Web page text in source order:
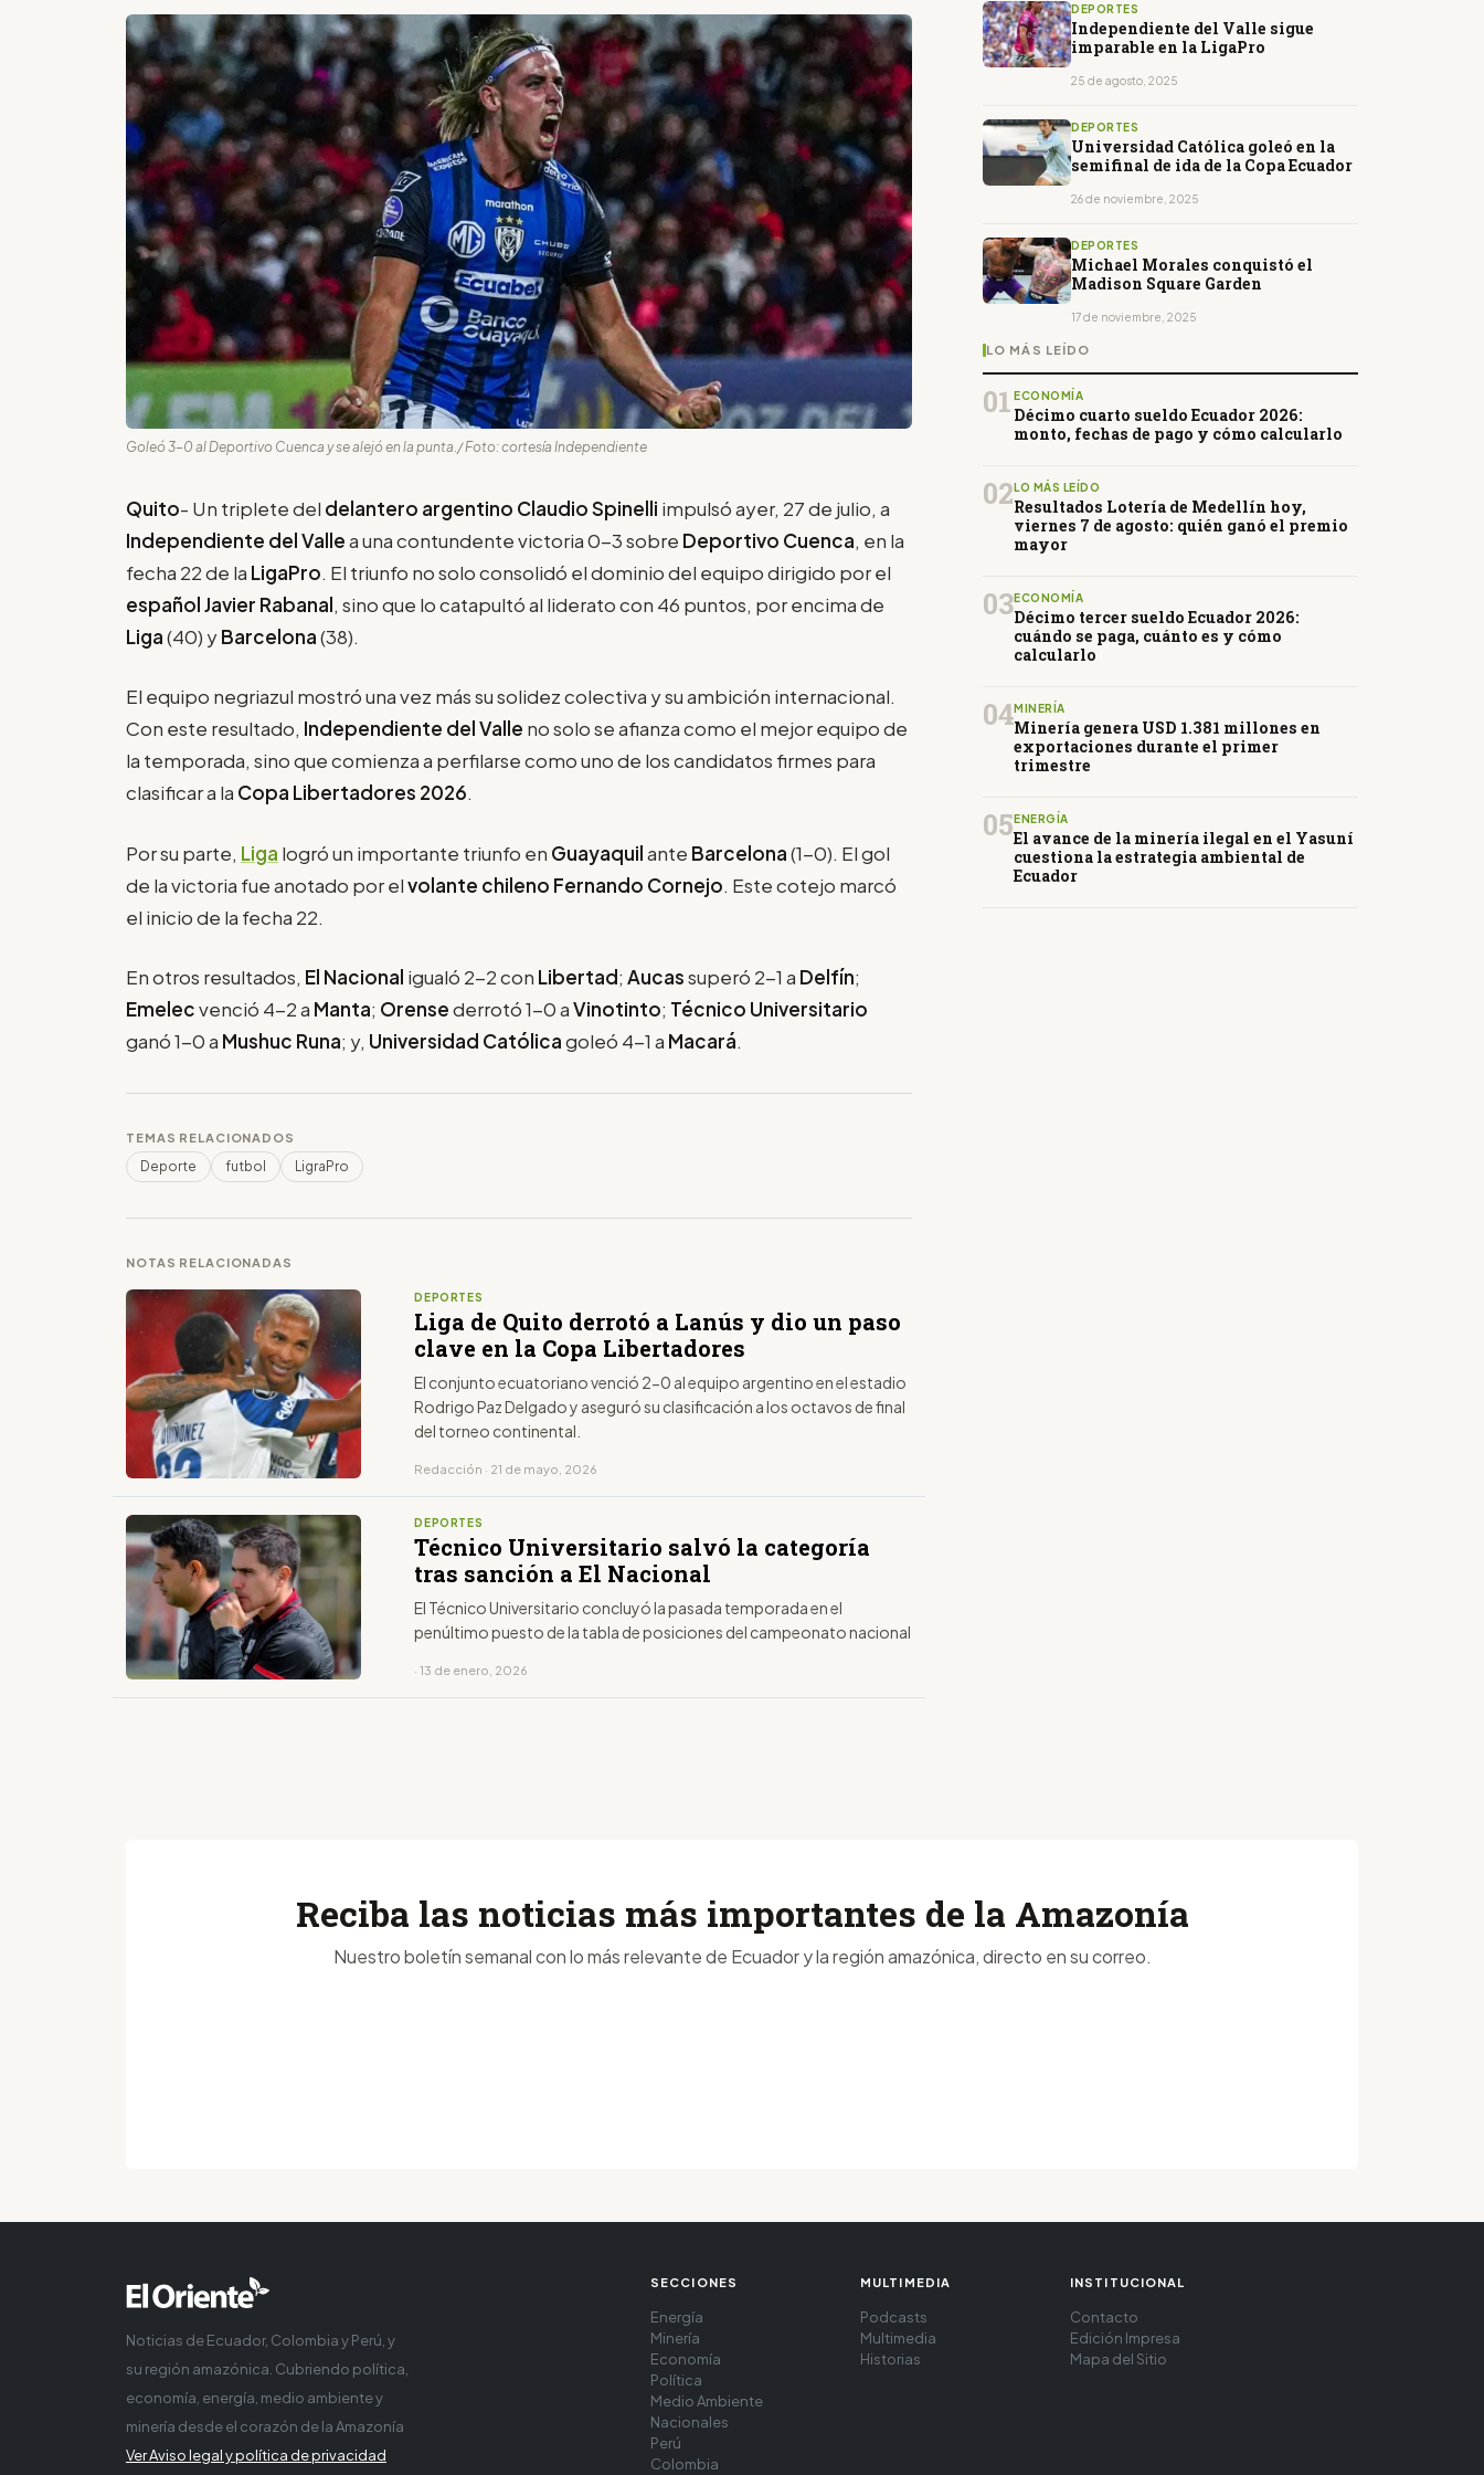
Goleó 3-0 al Deportivo Cuenca y se alejó en la punta./ Foto: cortesía Independiente
Quito- Un triplete del delantero argentino Claudio Spinelli impulsó ayer, 27 de julio, a
Independiente del Vallea una contundente victoria 0-3 sobre Deportivo Cuenca, en la
fecha 22 de la LigaPro. El triunfo no solo consolidó el dominio del equipo dirigido por el
español Javier Rabanal, sino que lo catapultó al liderato con 46 puntos, por encima de
Liga(40) yBarcelona(38).
El equipo negriazul mostró una vez más su solidez colectiva y su ambición internacional.
Con este resultado, Independiente del Valle no solo se afianza como el mejor equipo de
la temporada, sino que comienza a perfilarse como uno de los candidatos firmes para
clasificar a la Copa Libertadores 2026.
Por su parte, Liga logró un importante triunfo en Guayaquilante Barcelona(1-0). El gol
de la victoria fue anotado por elvolante chileno Fernando Cornejo. Este cotejo marcó
el inicio de la fecha 22.
En otros resultados, El Nacional igualó 2-2 con Libertad; Aucassuperó 2-1 a Delfín;
Emelecvenció 4-2 a Manta; Orensederrotó 1-0 aVinotinto; Técnico Universitario
ganó 1-0 a Mushuc Runa; y, Universidad Católicagoleó 4-1 a Macará.
TEMAS RELACIONADOS
Deporte futbol LigraPro
NOTAS RELACIONADAS
DEPORTES
Liga de Quito derrotó a Lanús y dio un paso
clave en la Copa Libertadores
El conjunto ecuatoriano venció 2-0 al equipo argentino en el estadio
Rodrigo Paz Delgado y aseguró su clasificación a los octavos de final
del torneo continental.
Redacción · 21 de mayo, 2026
DEPORTES
Técnico Universitario salvó la categoría
tras sanción a El Nacional
El Técnico Universitario concluyó la pasada temporada en el
penúltimo puesto de la tabla de posiciones del campeonato nacional
· 13 de enero, 2026
DEPORTES
Independiente del Valle sigue
imparable en la LigaPro
25 de agosto, 2025
DEPORTES
Universidad Católica goleó en la
semifinal de ida de la Copa Ecuador
26 de noviembre, 2025
DEPORTES
Michael Morales conquistó el
Madison Square Garden
17 de noviembre, 2025
LO MÁS LEÍDO
01 ECONOMÍA
Décimo cuarto sueldo Ecuador 2026:
monto, fechas de pago y cómo calcularlo
02 LO MÁS LEÍDO
Resultados Lotería de Medellín hoy,
viernes 7 de agosto: quién ganó el premio
mayor
03ECONOMÍA
Décimo tercer sueldo Ecuador 2026:
cuándo se paga, cuánto es y cómo
calcularlo
04MINERÍA
Minería genera USD 1.381 millones en
exportaciones durante el primer
trimestre
05 ENERGÍA
El avance de la minería ilegal en el Yasuní
cuestiona la estrategia ambiental de
Ecuador
Reciba las noticias más importantes de la Amazonía
Nuestro boletín semanal con lo más relevante de Ecuador y la región amazónica, directo en su correo.
Noticias de Ecuador, Colombia y Perú, y
su región amazónica. Cubriendo política,
economía, energía, medio ambiente y
minería desde el corazón de la Amazonía
Ver Aviso legal y política de privacidad
SECCIONES
Energía
Minería
Economía
Política
Medio Ambiente
Nacionales
Perú
Colombia
MULTIMEDIA
Podcasts
Multimedia
Historias
INSTITUCIONAL
Contacto
Edición Impresa
Mapa del Sitio